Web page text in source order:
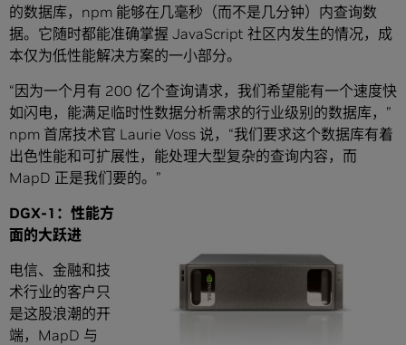
的数据库，npm 能够在几毫秒（而不是几分钟）内查询数
据。它随时都能准确掌握 JavaScript 社区内发生的情况，成
本仅为低性能解决方案的一小部分。
“因为一个月有 200 亿个查询请求，我们希望能有一个速度快
如闪电，能满足临时性数据分析需求的行业级别的数据库，”
npm 首席技术官 Laurie Voss 说，“我们要求这个数据库有着
出色性能和可扩展性，能处理大型复杂的查询内容，而
MapD 正是我们要的。”
DGX-1：性能方
面的大跃进
电信、金融和技
术行业的客户只
是这股浪潮的开
端，MapD 与